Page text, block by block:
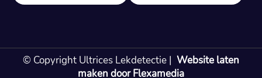
Gratis offerte in 24 uur
© Copyright Ultrices Lekdetectie | Website laten
maken door Flexamedia